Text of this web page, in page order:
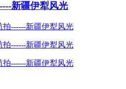
新疆伊犁风光